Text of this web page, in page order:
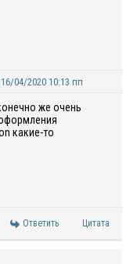
16/04/2020 10:13 пп
же очень
какие-то
Ответить Цитата